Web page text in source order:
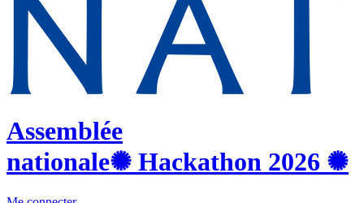
Assemblée
nationale✺ Hackathon 2026 ✺